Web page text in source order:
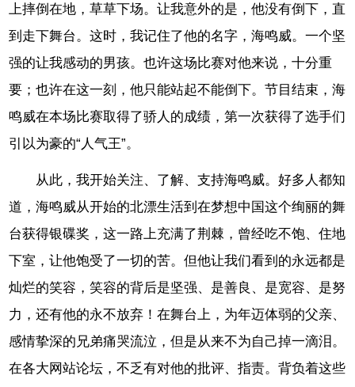
上摔倒在地，草草下场。让我意外的是，他没有倒下，直
到走下舞台。这时，我记住了他的名字，海鸣威。一个坚
强的让我感动的男孩。也许这场比赛对他来说，十分重
要；也许在这一刻，他只能站起不能倒下。节目结束，海
鸣威在本场比赛取得了骄人的成绩，第一次获得了选手们
引以为豪的“人气王”。
从此，我开始关注、了解、支持海鸣威。好多人都知
道，海鸣威从开始的北漂生活到在梦想中国这个绚丽的舞
台获得银碟奖，这一路上充满了荆棘，曾经吃不饱、住地
下室，让他饱受了一切的苦。但他让我们看到的永远都是
灿烂的笑容，笑容的背后是坚强、是善良、是宽容、是努
力，还有他的永不放弃！在舞台上，为年迈体弱的父亲、
感情挚深的兄弟痛哭流泣，但是从来不为自己掉一滴泪。
在各大网站论坛，不乏有对他的批评、指责。背负着这些